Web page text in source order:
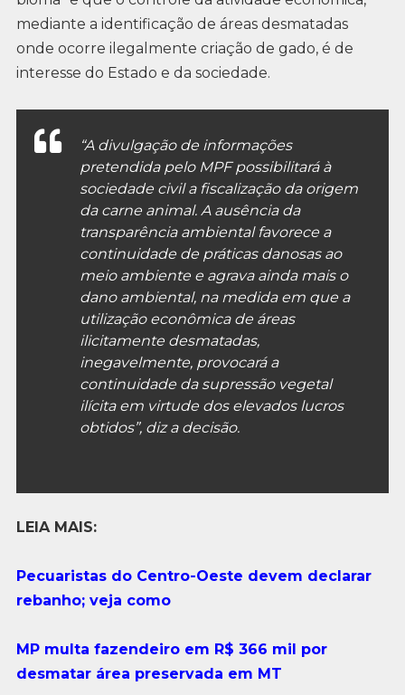
mediante a identificação de áreas desmatadas
onde ocorre ilegalmente criação de gado, é de
interesse do Estado e da sociedade.
“A divulgação de informações
pretendida pelo MPF possibilitará à
sociedade civil a fiscalização da origem
da carne animal. A ausência da
transparência ambiental favorece a
continuidade de práticas danosas ao
meio ambiente e agrava ainda mais o
dano ambiental, na medida em que a
utilização econômica de áreas
ilicitamente desmatadas,
inegavelmente, provocará a
continuidade da supressão vegetal
ilícita em virtude dos elevados lucros
obtidos”, diz a decisão.
LEIA MAIS:
Pecuaristas do Centro-Oeste devem declarar
rebanho; veja como
MP multa fazendeiro em R$ 366 mil por
desmatar área preservada em MT